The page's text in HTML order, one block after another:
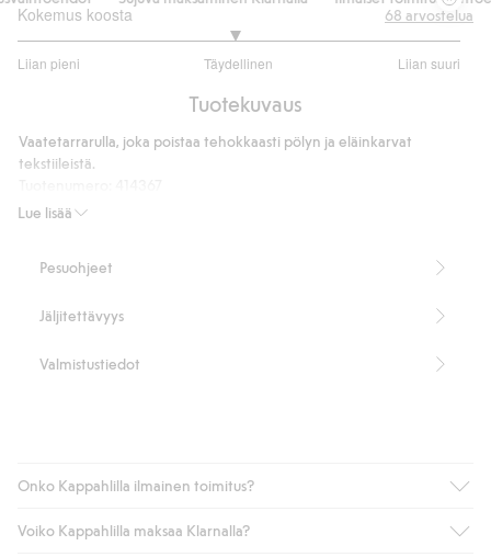
Kokemus koosta
Liian pieni Täydellinen Liian suuri
/
ääneen
68 arvostelua
Tuotekuvaus
Lue lisää
Vaatetarrarulla, joka poistaa tehokkaasti pölyn ja eläinkarvat
tekstiileistä.
Pesuohjeet
Jäljitettävyys
Valmistustiedot
Onko Kappahlilla ilmainen toimitus?
Jos olet Kappahl Clubin jäsen, saat aina ilmaisen toimituksen
Voiko Kappahlilla maksaa Klarnalla?